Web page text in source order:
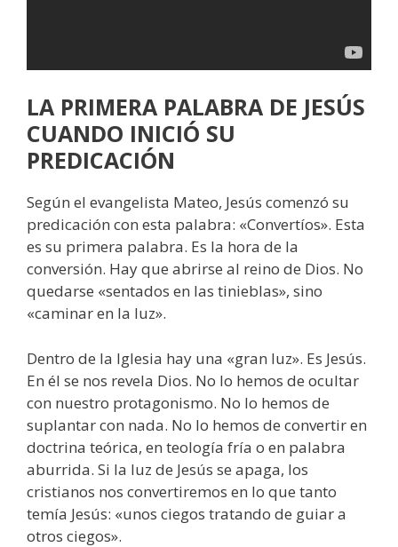
LA PRIMERA PALABRA DE JESÚS
CUANDO INICIÓ SU
PREDICACIÓN
Según el evangelista Mateo, Jesús comenzó su
predicación con esta palabra: «Convertíos». Esta
es su primera palabra. Es la hora de la
conversión. Hay que abrirse al reino de Dios. No
quedarse «sentados en las tinieblas», sino
«caminar en la luz».
Dentro de la Iglesia hay una «gran luz». Es Jesús.
En él se nos revela Dios. No lo hemos de ocultar
con nuestro protagonismo. No lo hemos de
suplantar con nada. No lo hemos de convertir en
doctrina teórica, en teología fría o en palabra
aburrida. Si la luz de Jesús se apaga, los
cristianos nos convertiremos en lo que tanto
temía Jesús: «unos ciegos tratando de guiar a
otros ciegos».